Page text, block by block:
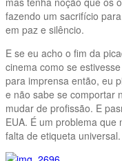
fazendo um sacrifício
em paz e silêncio.
E se eu acho o fim da
cinema como se
para imprensa então, eu
e não sabe se comportar
mudar de profissão. E
EUA. É um problema que
falta de etiqueta universal.